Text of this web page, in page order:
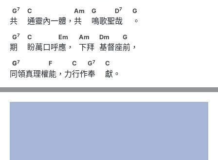
G7 C　　　　　 Am
G　　　D7 G
G7 C Am G D7 G
共    通靈內一體，共    鳴歌聖哉    。
G7 C　　　　Em　             Am
Dm　　　G
G7 C Em Am Dm G
期    盼萬口呼應，  下拜  基督座前，
G7C　　　　　F　 　C　　G
G7
C F C G7 C
同領真理權能，力行作奉    獻。